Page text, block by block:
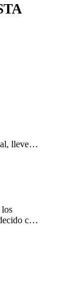
lleve a
los
con